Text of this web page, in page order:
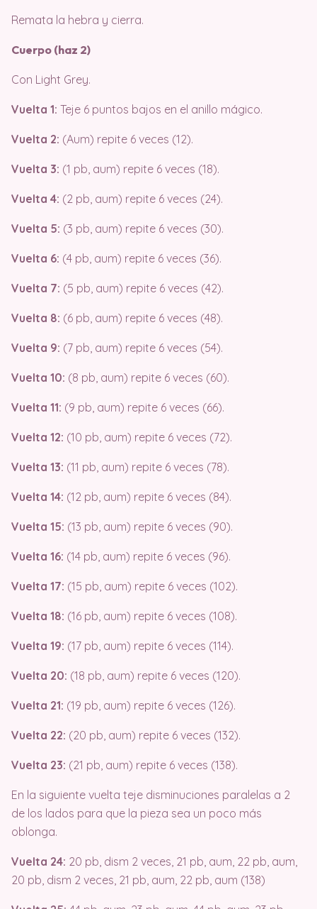
Remata la hebra y cierra.
Cuerpo (haz 2)
Con Light Grey.
Vuelta 1: Teje 6 puntos bajos en el anillo mágico.
Vuelta 2: (Aum) repite 6 veces (12).
Vuelta 3: (1 pb, aum) repite 6 veces (18).
Vuelta 4: (2 pb, aum) repite 6 veces (24).
Vuelta 5: (3 pb, aum) repite 6 veces (30).
Vuelta 6: (4 pb, aum) repite 6 veces (36).
Vuelta 7: (5 pb, aum) repite 6 veces (42).
Vuelta 8: (6 pb, aum) repite 6 veces (48).
Vuelta 9: (7 pb, aum) repite 6 veces (54).
Vuelta 10: (8 pb, aum) repite 6 veces (60).
Vuelta 11: (9 pb, aum) repite 6 veces (66).
Vuelta 12: (10 pb, aum) repite 6 veces (72).
Vuelta 13: (11 pb, aum) repite 6 veces (78).
Vuelta 14: (12 pb, aum) repite 6 veces (84).
Vuelta 15: (13 pb, aum) repite 6 veces (90).
Vuelta 16: (14 pb, aum) repite 6 veces (96).
Vuelta 17: (15 pb, aum) repite 6 veces (102).
Vuelta 18: (16 pb, aum) repite 6 veces (108).
Vuelta 19: (17 pb, aum) repite 6 veces (114).
Vuelta 20: (18 pb, aum) repite 6 veces (120).
Vuelta 21: (19 pb, aum) repite 6 veces (126).
Vuelta 22: (20 pb, aum) repite 6 veces (132).
Vuelta 23: (21 pb, aum) repite 6 veces (138).
En la siguiente vuelta teje disminuciones paralelas a 2
de los lados para que la pieza sea un poco más
oblonga.
Vuelta 24: 20 pb, dism 2 veces, 21 pb, aum, 22 pb, aum,
20 pb, dism 2 veces, 21 pb, aum, 22 pb, aum (138)